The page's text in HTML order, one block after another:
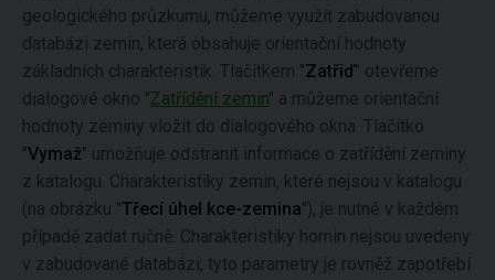
geologického průzkumu, můžeme využít zabudovanou
databázi zemin, která obsahuje orientační hodnoty
základních charakteristik. Tlačítkem "Zatřiď" otevřeme
dialogové okno "Zatřídění zemin" a můžeme orientační
hodnoty zeminy vložit do dialogového okna. Tlačítko
"Vymaž" umožňuje odstranit informace o zatřídění zeminy
z katalogu. Charakteristiky zemin, které nejsou v katalogu
(na obrázku "Třecí úhel kce-zemina"), je nutné v každém
případě zadat ručně. Charakteristiky hornin nejsou uvedeny
v zabudované databázi, tyto parametry je rovněž zapotřebí